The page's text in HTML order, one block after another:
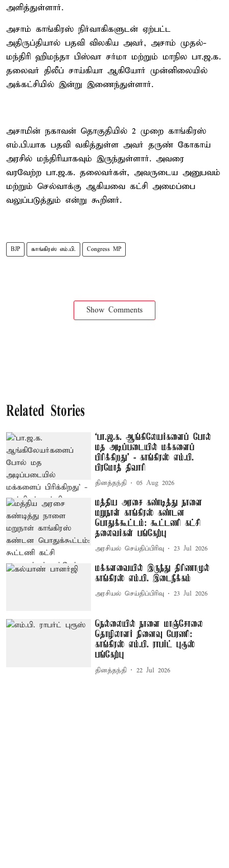
அளித்துள்ளார்.
அசாம் காங்கிரஸ் நிர்வாகிகளுடன் ஏற்பட்ட
அதிருப்தியால் பதவி விலகிய அவர், அசாம் முதல்-
மந்திரி ஹிமந்தா பிஸ்வா சர்மா மற்றும் மாநில பா.ஜ.க.
தலைவர் திலீப் சாய்கியா ஆகியோர் முன்னிலையில்
அக்கட்சியில் இன்று இணைந்துள்ளார்.
அசாமின் நகாவன் தொகுதியில் 2 முறை காங்கிரஸ்
எம்.பி.யாக பதவி வகித்துள்ள அவர் தருண் கோகாய்
அரசில் மந்திரியாகவும் இருந்துள்ளார். அவரை
வரவேற்ற பா.ஜ.க. தலைவர்கள், அவருடைய அனுபவம்
மற்றும் செல்வாக்கு ஆகியவை கட்சி அமைப்பை
வலுப்படுத்தும் என்று கூறினர்.
BJP காங்கிரஸ் எம்.பி. Congress MP
Show Comments
Related Stories
‘பா.ஜ.க. ஆங்கிலேயர்களைப் போல்
மத அடிப்படையில் மக்களைப்
பிரிக்கிறது’ - காங்கிரஸ் எம்.பி.
பிரமோத் திவாரி
தினத்தந்தி 05 Aug 2026
மத்திய அரசை கண்டித்து நாளை
மறுநாள் காங்கிரஸ் கண்டன
பொதுக்கூட்டம்: கூட்டணி கட்சி
தலைவர்கள் பங்கேற்பு
அரசியல் செய்திப்பிரிவு 23 Jul 2026
மக்களவையில் இருந்து திரிணாமுல்
காங்கிரஸ் எம்.பி. இடைநீக்கம்
அரசியல் செய்திப்பிரிவு 23 Jul 2026
நெல்லையில் நாளை மாஞ்சோலை
தொழிலாளர் நினைவு பேரணி:
காங்கிரஸ் எம்.பி. ராபர்ட் புரூஸ்
பங்கேற்பு
தினத்தந்தி 22 Jul 2026